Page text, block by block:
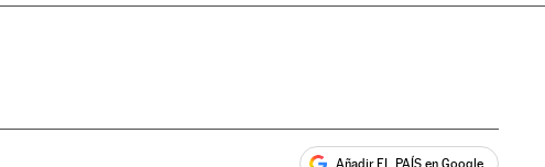
Añadir EL PAÍS en Google